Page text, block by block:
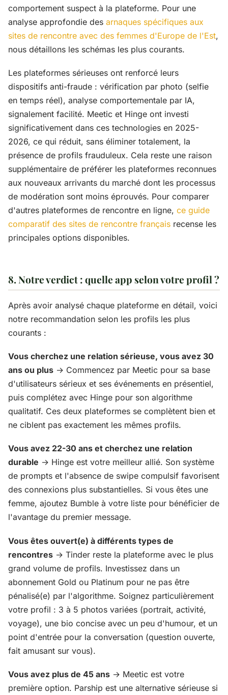
comportement suspect à la plateforme. Pour une
analyse approfondie des arnaques spécifiques aux
sites de rencontre avec des femmes d'Europe de l'Est,
nous détaillons les schémas les plus courants.
Les plateformes sérieuses ont renforcé leurs
dispositifs anti-fraude : vérification par photo (selfie
en temps réel), analyse comportementale par IA,
signalement facilité. Meetic et Hinge ont investi
significativement dans ces technologies en 2025-
2026, ce qui réduit, sans éliminer totalement, la
présence de profils frauduleux. Cela reste une raison
supplémentaire de préférer les plateformes reconnues
aux nouveaux arrivants du marché dont les processus
de modération sont moins éprouvés. Pour comparer
d'autres plateformes de rencontre en ligne, ce guide
comparatif des sites de rencontre français recense les
principales options disponibles.
8. Notre verdict : quelle app selon votre profil ?
Après avoir analysé chaque plateforme en détail, voici
notre recommandation selon les profils les plus
courants :
Vous cherchez une relation sérieuse, vous avez 30
ans ou plus → Commencez par Meetic pour sa base
d'utilisateurs sérieux et ses événements en présentiel,
puis complétez avec Hinge pour son algorithme
qualitatif. Ces deux plateformes se complètent bien et
ne ciblent pas exactement les mêmes profils.
Vous avez 22-30 ans et cherchez une relation
durable → Hinge est votre meilleur allié. Son système
de prompts et l'absence de swipe compulsif favorisent
des connexions plus substantielles. Si vous êtes une
femme, ajoutez Bumble à votre liste pour bénéficier de
l'avantage du premier message.
Vous êtes ouvert(e) à différents types de
rencontres → Tinder reste la plateforme avec le plus
grand volume de profils. Investissez dans un
abonnement Gold ou Platinum pour ne pas être
pénalisé(e) par l'algorithme. Soignez particulièrement
votre profil : 3 à 5 photos variées (portrait, activité,
voyage), une bio concise avec un peu d'humour, et un
point d'entrée pour la conversation (question ouverte,
fait amusant sur vous).
Vous avez plus de 45 ans → Meetic est votre
première option. Parship est une alternative sérieuse si